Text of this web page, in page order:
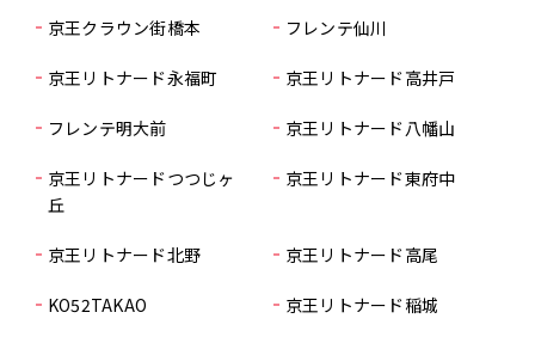
京王クラウン街橋本 フレンテ仙川
京王リトナード永福町 京王リトナード高井戸
フレンテ明大前 京王リトナード八幡山
京王リトナードつつじヶ
丘
京王リトナード東府中
京王リトナード北野 京王リトナード高尾
KO52TAKAO 京王リトナード稲城